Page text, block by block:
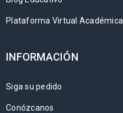
Plataforma Virtual Académica
INFORMACIÓN
Siga su pedido
Conózcanos